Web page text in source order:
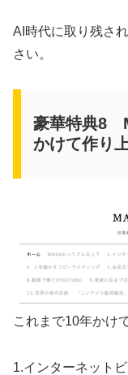
AI時代に取り残さ
さい。
豪華特典8
かけて作り
これまで10年かけ
1.インターネット